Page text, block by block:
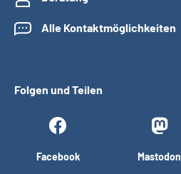
Alle Kontaktmöglichkeiten
Folgen und Teilen
Facebook Mastodon